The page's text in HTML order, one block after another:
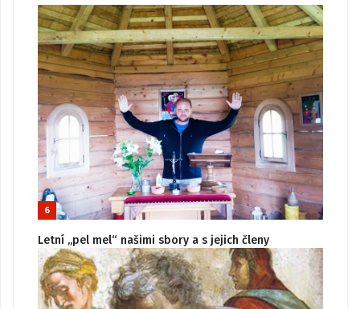
6
Letní „pel mel“ našimi sbory a s jejich členy